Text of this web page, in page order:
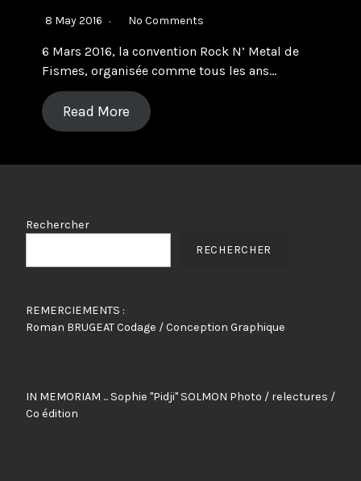
8 May 2016 No Comments
6 Mars 2016, la convention Rock N’ Metal de
Fismes, organisée comme tous les ans…
Read More
Rechercher
RECHERCHER
REMERCIEMENTS :
Roman BRUGEAT Codage / Conception Graphique
IN MEMORIAM ... Sophie "Pidji" SOLMON Photo / relectures /
Co édition